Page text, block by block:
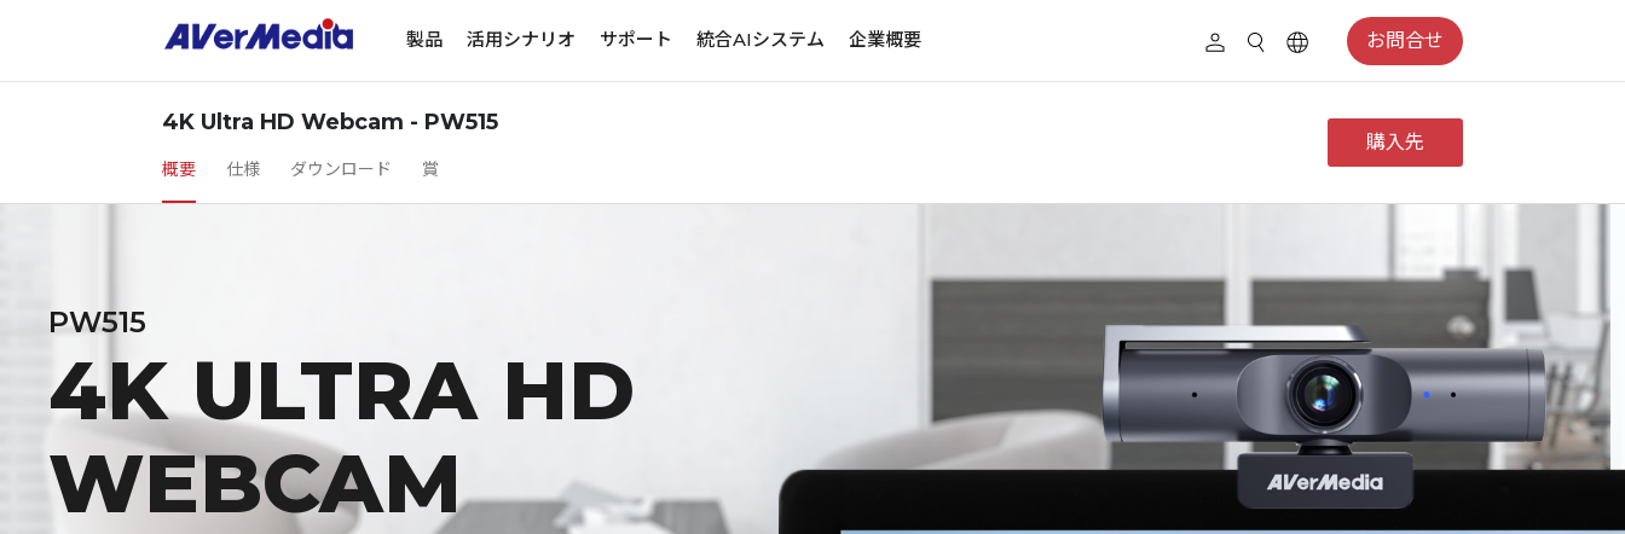
製品 活用シナリオ サポート 統合AIシステム 企業概要 お問合せ
4K Ultra HD Webcam - PW515
概要 仕様 ダウンロード 賞
購入先
PW515
4K ULTRA HD
WEBCAM